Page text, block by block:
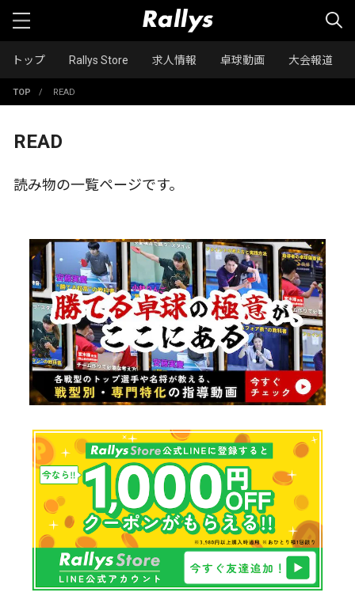
トップ Rallys Store 求人情報 卓球動画 大会報道
TOP / READ
READ
読み物の一覧ページです。